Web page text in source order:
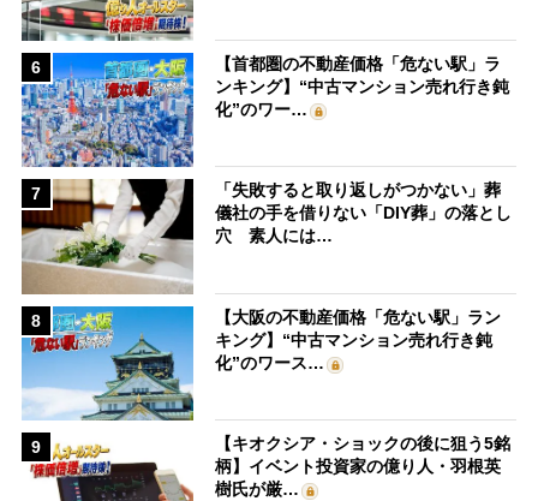
6
【首都圏の不動産価格「危ない駅」ラ
ンキング】“中古マンション売れ行き鈍
化”のワー…
7
「失敗すると取り返しがつかない」葬
儀社の手を借りない「DIY葬」の落とし
穴 素人には…
8
【大阪の不動産価格「危ない駅」ラン
キング】“中古マンション売れ行き鈍
化”のワース…
9
【キオクシア・ショックの後に狙う5銘
柄】イベント投資家の億り人・羽根英
樹氏が厳…